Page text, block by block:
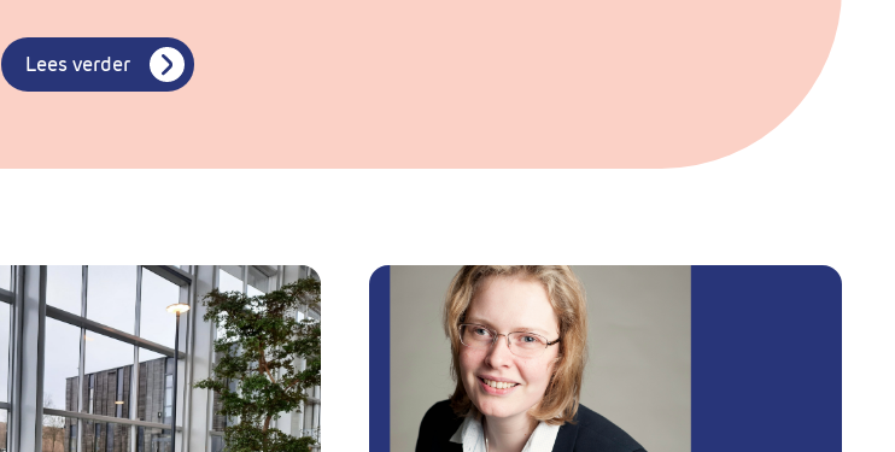
Lees verder